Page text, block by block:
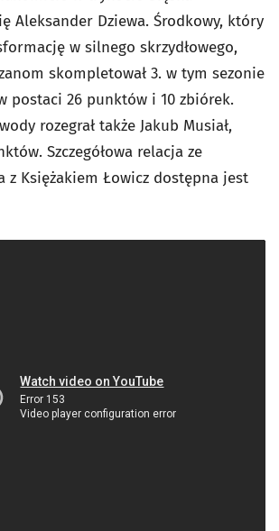
Aleksander Dziewa. Środkowy, który
w silnego skrzydłowego,
skompletował 3. w tym sezonie
postaci 26 punktów i 10 zbiórek.
rozegrał także Jakub Musiał,
Szczegółowa relacja ze
z Księżakiem Łowicz dostępna jest